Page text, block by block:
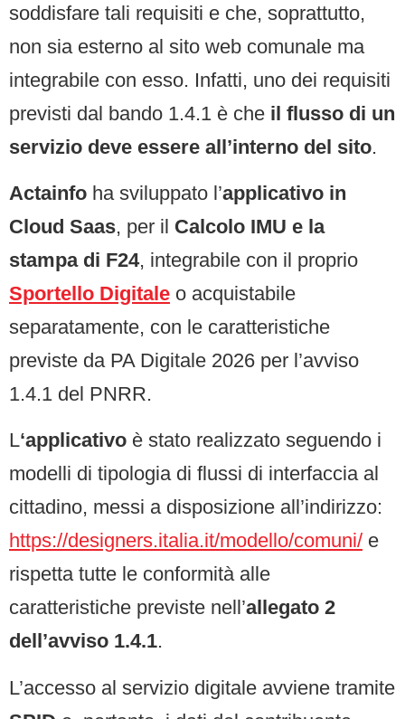
soddisfare tali requisiti e che, soprattutto,
non sia esterno al sito web comunale ma
integrabile con esso. Infatti, uno dei requisiti
previsti dal bando 1.4.1 è che il flusso di un
servizio deve essere all’interno del sito.
Actainfo ha sviluppato l’applicativo in
Cloud Saas, per il Calcolo IMU e la
stampa di F24, integrabile con il proprio
Sportello Digitale o acquistabile
separatamente, con le caratteristiche
previste da PA Digitale 2026 per l’avviso
1.4.1 del PNRR.
L‘applicativo è stato realizzato seguendo i
modelli di tipologia di flussi di interfaccia al
cittadino, messi a disposizione all’indirizzo:
https://designers.italia.it/modello/comuni/ e
rispetta tutte le conformità alle
caratteristiche previste nell’allegato 2
dell’avviso 1.4.1.
L’accesso al servizio digitale avviene tramite